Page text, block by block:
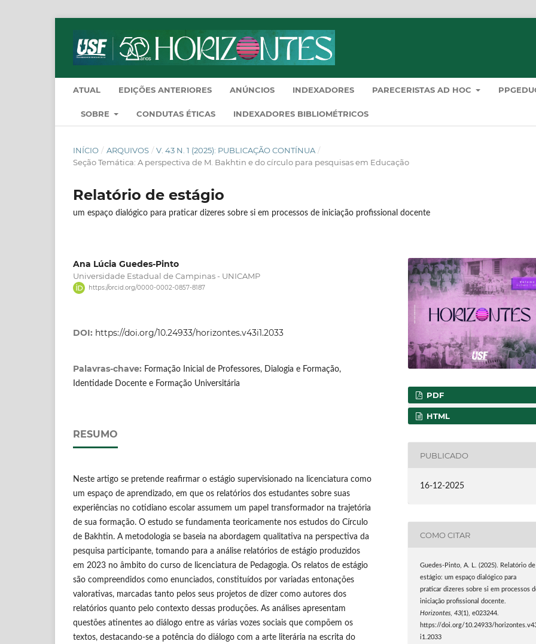
ATUAL EDIÇÕES ANTERIORES ANÚNCIOS INDEXADORES PARECERISTAS AD HOC
SOBRE CONDUTAS ÉTICAS INDEXADORES BIBLIOMÉTRICOS
INÍCIO / ARQUIVOS / V. 43 N. 1 (2025): PUBLICAÇÃO CONTÍNUA /
Seção Temática: A perspectiva de M. Bakhtin e do círculo para pesquisas em Educação
Relatório de estágio
um espaço dialógico para praticar dizeres sobre si em processos de iniciação profissional docente
Ana Lúcia Guedes-Pinto
Universidade Estadual de Campinas - UNICAMP
https://orcid.org/0000-0002-0857-8187
DOI: https://doi.org/10.24933/horizontes.v43i1.2033
Palavras-chave: Formação Inicial de Professores, Dialogia e Formação,
Identidade Docente e Formação Universitária
RESUMO
Neste artigo se pretende reafirmar o estágio supervisionado na licenciatura como
um espaço de aprendizado, em que os relatórios dos estudantes sobre suas
experiências no cotidiano escolar assumem um papel transformador na trajetória
de sua formação. O estudo se fundamenta teoricamente nos estudos do Círculo
de Bakhtin. A metodologia se baseia na abordagem qualitativa na perspectiva da
pesquisa participante, tomando para a análise relatórios de estágio produzidos
em 2023 no âmbito do curso de licenciatura de Pedagogia. Os relatos de estágio
são compreendidos como enunciados, constituídos por variadas entonações
valorativas, marcadas tanto pelos seus projetos de dizer como autores dos
relatórios quanto pelo contexto dessas produções. As análises apresentam
questões atinentes ao diálogo entre as várias vozes sociais que compõem os
textos, destacando-se a potência do diálogo com a arte literária na escrita do
PDF
HTML
PUBLICADO
16-12-2025
COMO CITAR
Guedes-Pinto, A. L. (2025). Relatório de
estágio: um espaço dialógico para
praticar dizeres sobre si em processos
iniciação profissional docente.
Horizontes,43(1), e023244.
https://doi.org/10.24933/
i1.2033